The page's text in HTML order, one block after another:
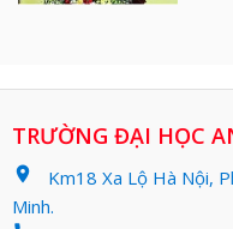
TRƯỜNG ĐẠI HỌC
location_on
Km18 Xa Lộ Hà Nội,
Minh.